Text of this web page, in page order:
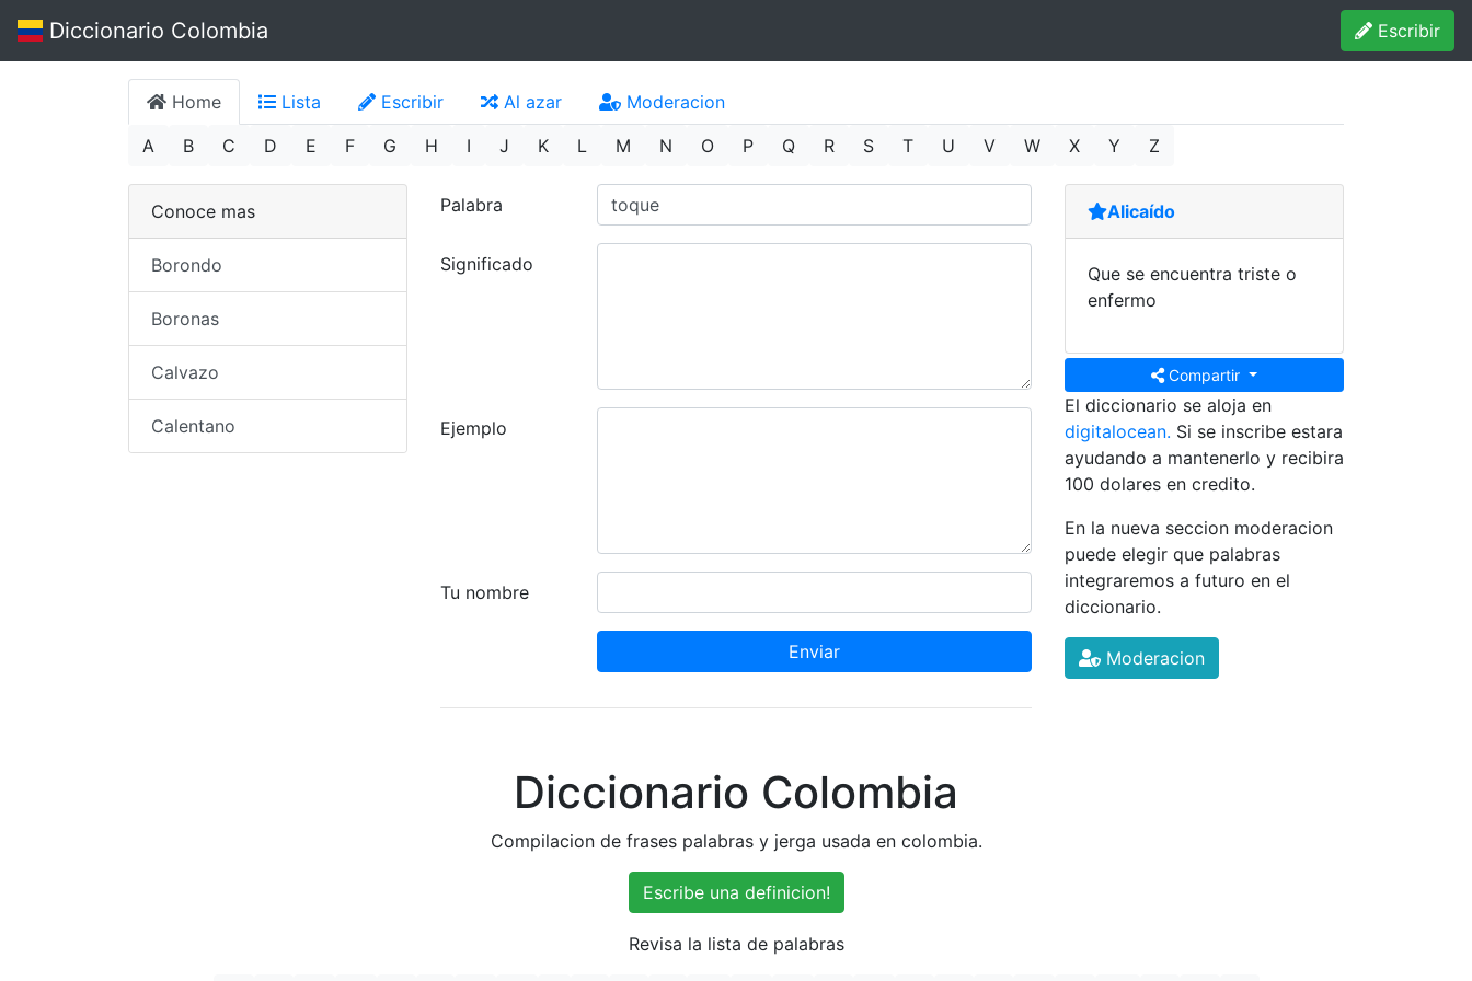
Diccionario Colombia Escribir
Home Lista Escribir Al azar
Moderacion
A
B C D E F G H I J K L M N O P Q R S T U V W X Y Z
Palabra
Significado
Ejemplo
Tu nombre
Enviar
Conoce mas
Borondo
Boronas
Calvazo
Calentano
Alicaído
Que se encuentra triste o
enfermo
Compartir
El diccionario se aloja en
digitalocean. Si se inscribe estara
ayudando a mantenerlo y recibira
100 dolares en credito.
En la nueva seccion moderacion
puede elegir que palabras
integraremos a futuro en el
diccionario.
Moderacion
Diccionario Colombia
Compilacion de frases palabras y jerga usada en colombia.
Escribe una definicion!
Revisa la lista de palabras